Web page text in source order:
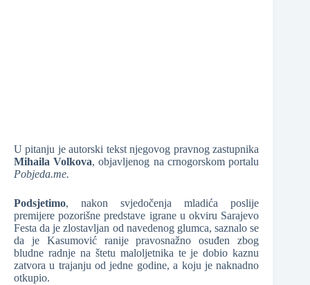
U pitanju je autorski tekst njegovog pravnog zastupnika
Mihaila Volkova, objavljenog na crnogorskom portalu
Pobjeda.me.
Podsjetimo, nakon svjedočenja mladića poslije
premijere pozorišne predstave igrane u okviru Sarajevo
Festa da je zlostavljan od navedenog glumca, saznalo se
da je Kasumović ranije pravosnažno osuđen zbog
bludne radnje na štetu maloljetnika te je dobio kaznu
zatvora u trajanju od jedne godine, a koju je naknadno
otkupio.